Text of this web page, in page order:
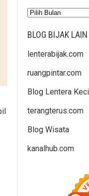
Arsip
BLOG BIJAK LAIN
lenterabijak.com
ruangpintar.com
Blog Lentera
terangterus.com
Blog Wisata
kanalhub.com